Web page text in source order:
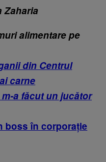
Zaharia
alimentare pe
din Centrul
carne
a făcut un jucător
boss în corporație